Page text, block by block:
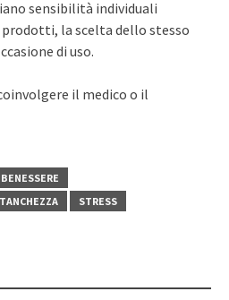
sensibilità individuali
la scelta dello stesso
di uso.
il medico o il
STRESS